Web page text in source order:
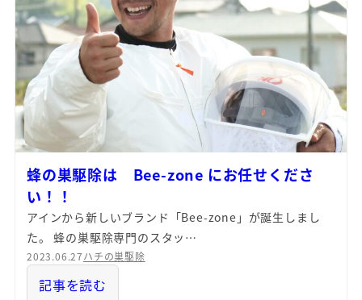
蜂の巣駆除は Bee-zone にお任せくださ
い！！
アインから新しいブランド「Bee-zone」が誕生しまし
た。 蜂の巣駆除専門のスタッ…
2023.06.27ハチの巣駆除
記事を読む